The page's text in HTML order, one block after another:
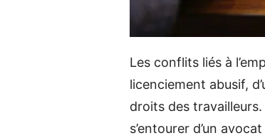
Les conflits liés à
licenciement abusif,
droits des
s’entourer d’un